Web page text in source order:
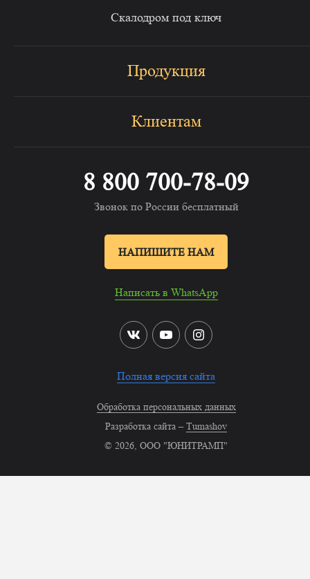
8 800 700-78-09
Звонок по России бесплатный
НАПИШИТЕ НАМ
Написать в WhatsApp
Полная версия сайта
Обработка персональных данных
Разработка сайта – Tumashov
© 2026, ООО "ЮНИТРАМП"
Скалодром под ключ
Продукция
Клиентам